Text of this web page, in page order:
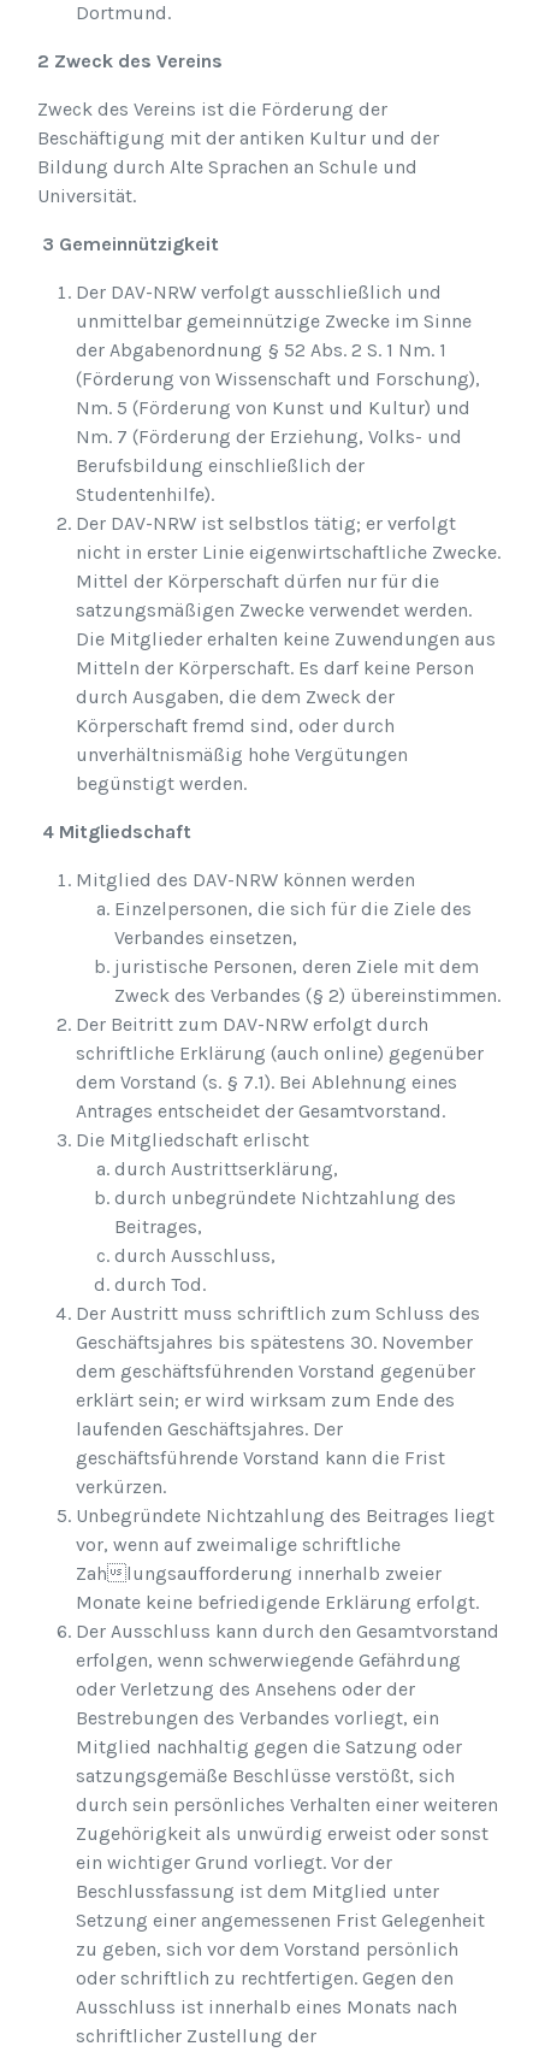
Dortmund.
2 Zweck des Vereins
Zweck des Vereins ist die Förderung der
Beschäftigung mit der antiken Kultur und der
Bildung durch Alte Sprachen an Schule und
Universität.
3 Gemeinnützigkeit
Der DAV-NRW verfolgt ausschließlich und
unmittelbar gemeinnützige Zwecke im Sinne
der Abgabenordnung § 52 Abs. 2 S. 1 Nm. 1
(Förderung von Wissenschaft und Forschung),
Nm. 5 (Förderung von Kunst und Kultur) und
Nm. 7 (Förderung der Erziehung, Volks- und
Berufsbildung einschließlich der
Studentenhilfe).
Der DAV-NRW ist selbstlos tätig; er verfolgt
nicht in erster Linie eigenwirtschaftliche Zwecke.
Mittel der Körperschaft dürfen nur für die
satzungsmäßigen Zwecke verwendet werden.
Die Mitglieder erhalten keine Zuwendungen aus
Mitteln der Körperschaft. Es darf keine Person
durch Ausgaben, die dem Zweck der
Körperschaft fremd sind, oder durch
unverhältnismäßig hohe Vergütungen
begünstigt werden.
4 Mitgliedschaft
Mitglied des DAV-NRW können werden
Einzelpersonen, die sich für die Ziele des
Verbandes einsetzen,
juristische Personen, deren Ziele mit dem
Zweck des Verbandes (§ 2) übereinstimmen.
Der Beitritt zum DAV-NRW erfolgt durch
schriftliche Erklärung (auch online) gegenüber
dem Vorstand (s. § 7.1). Bei Ablehnung eines
Antrages entscheidet der Gesamtvorstand.
Die Mitgliedschaft erlischt
durch Austrittserklärung,
durch unbegründete Nichtzahlung des
Beitrages,
durch Ausschluss,
durch Tod.
Der Austritt muss schriftlich zum Schluss des
Geschäftsjahres bis spätestens 30. November
dem geschäftsführenden Vorstand gegenüber
erklärt sein; er wird wirksam zum Ende des
laufenden Geschäftsjahres. Der
geschäftsführende Vorstand kann die Frist
verkürzen.
Unbegründete Nichtzahlung des Beitrages liegt
vor, wenn auf zweimalige schriftliche
Zahlungsaufforderung innerhalb zweier
Monate keine befriedigende Erklärung erfolgt.
Der Ausschluss kann durch den Gesamtvorstand
erfolgen, wenn schwerwiegende Gefährdung
oder Verletzung des Ansehens oder der
Bestrebungen des Verbandes vorliegt, ein
Mitglied nachhaltig gegen die Satzung oder
satzungsgemäße Beschlüsse verstößt, sich
durch sein persönliches Verhalten einer weiteren
Zugehörigkeit als unwürdig erweist oder sonst
ein wichtiger Grund vorliegt. Vor der
Beschlussfassung ist dem Mitglied unter
Setzung einer angemessenen Frist Gelegenheit
zu geben, sich vor dem Vorstand persönlich
oder schriftlich zu rechtfertigen. Gegen den
Ausschluss ist innerhalb eines Monats nach
schriftlicher Zustellung der